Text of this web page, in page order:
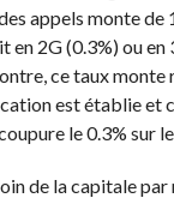
appels monte de
2G (0.3%) ou
ce taux
est établie et
le 0.3% sur
de la capitale